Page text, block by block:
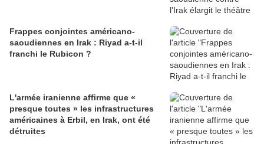
Frappes conjointes américano-
saoudiennes en Irak : Riyad a-t-il
franchi le Rubicon ?
L'armée iranienne affirme que «
presque toutes » les infrastructures
américaines à Erbil, en Irak, ont été
détruites